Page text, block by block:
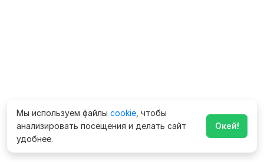
Мы используем файлы cookie , чтобы
анализировать посещения и делать сайт
удобнее.
Окей!